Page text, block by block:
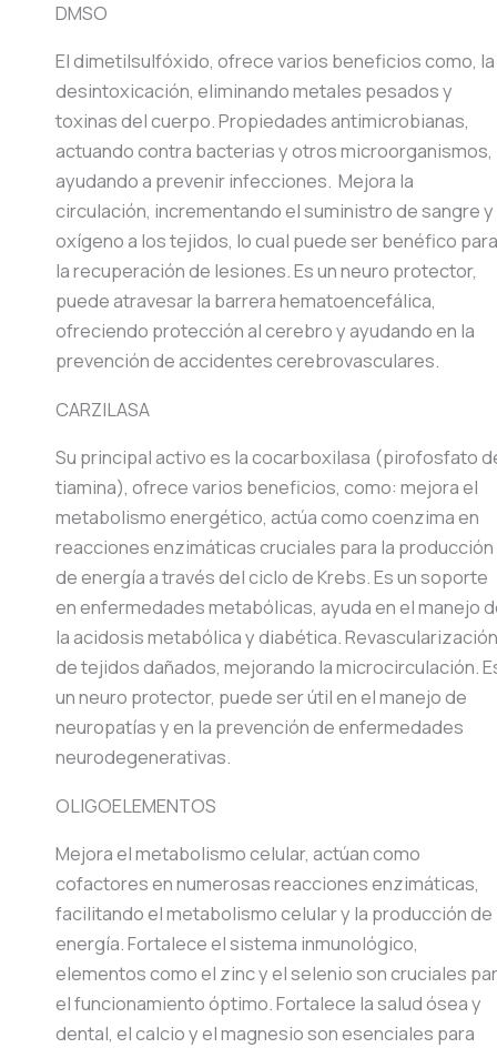
DMSO
El dimetilsulfóxido, ofrece varios beneficios como, la
desintoxicación, eliminando metales pesados y
toxinas del cuerpo. Propiedades antimicrobianas,
actuando contra bacterias y otros microorganismos,
ayudando a prevenir infecciones. Mejora la
circulación, incrementando el suministro de sangre y
oxígeno a los tejidos, lo cual puede ser benéfico para
la recuperación de lesiones. Es un neuro protector,
puede atravesar la barrera hematoencefálica,
ofreciendo protección al cerebro y ayudando en la
prevención de accidentes cerebrovasculares.
CARZILASA
Su principal activo es la cocarboxilasa (pirofosfato
tiamina), ofrece varios beneficios, como: mejora el
metabolismo energético, actúa como coenzima en
reacciones enzimáticas cruciales para la producción
de energía a través del ciclo de Krebs. Es un soporte
en enfermedades metabólicas, ayuda en el manejo
la acidosis metabólica y diabética. Revascularización
de tejidos dañados, mejorando la microcirculación.
un neuro protector, puede ser útil en el manejo de
neuropatías y en la prevención de enfermedades
neurodegenerativas.
OLIGOELEMENTOS
Mejora el metabolismo celular, actúan como
cofactores en numerosas reacciones enzimáticas,
facilitando el metabolismo celular y la producción de
energía. Fortalece el sistema inmunológico,
elementos como el zinc y el selenio son cruciales
el funcionamiento óptimo. Fortalece la salud ósea y
dental, el calcio y el magnesio son esenciales para